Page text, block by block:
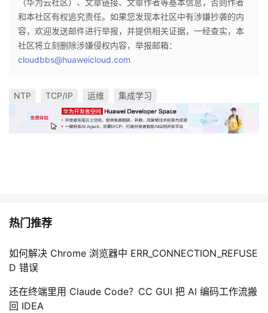
（华为云社区）、文章链接、文章作者等基本信息，否则作者
和本社区有权追究责任。如果您发现本社区中有涉嫌抄袭的内
容，欢迎发送邮件进行举报，并提供相关证据，一经查实，本
社区将立刻删除涉嫌侵权内容，举报邮箱：
cloudbbs@huaweicloud.com
NTP TCP/IP 运维 集成学习
热门推荐
如何解决 Chrome 浏览器中 ERR_CONNECTION_REFUSE
D 错误
还在终端里用 Claude Code？CC GUI 把 AI 编码工作流搬
回 IDEA